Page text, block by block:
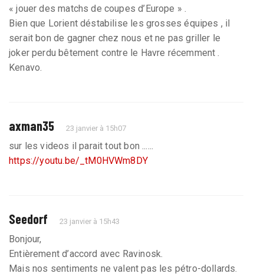
« jouer des matchs de coupes d’Europe » .
Bien que Lorient déstabilise les grosses équipes , il
serait bon de gagner chez nous et ne pas griller le
joker perdu bêtement contre le Havre récemment .
Kenavo.
axman35 23 janvier à 15h07
sur les videos il parait tout bon ......
https://youtu.be/_tM0HVWm8DY
Seedorf 23 janvier à 15h43
Bonjour,
Entièrement d’accord avec Ravinosk.
Mais nos sentiments ne valent pas les pétro-dollards.